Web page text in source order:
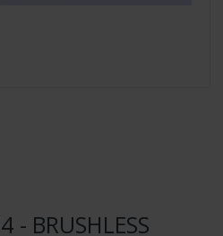
- BRUSHLESS